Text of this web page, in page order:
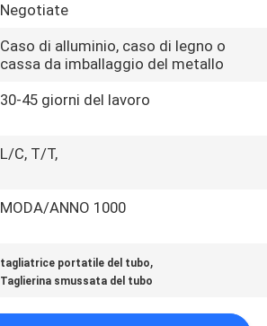
Negotiate
Caso di alluminio, caso di legno o
cassa da imballaggio del metallo
30-45 giorni del lavoro
L/C, T/T,
MODA/ANNO 1000
tagliatrice portatile del tubo,
Taglierina smussata del tubo